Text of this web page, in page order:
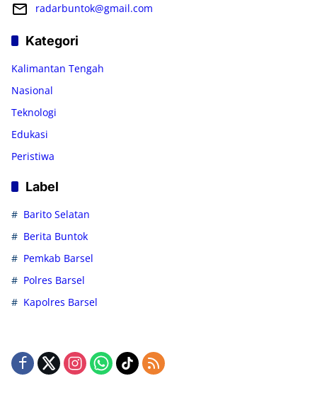
radarbuntok@gmail.com
Kategori
Kalimantan Tengah
Nasional
Teknologi
Edukasi
Peristiwa
Label
Barito Selatan
Berita Buntok
Pemkab Barsel
Polres Barsel
Kapolres Barsel